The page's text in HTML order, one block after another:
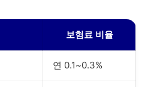
보험료 비율
연 0.1~0.3%